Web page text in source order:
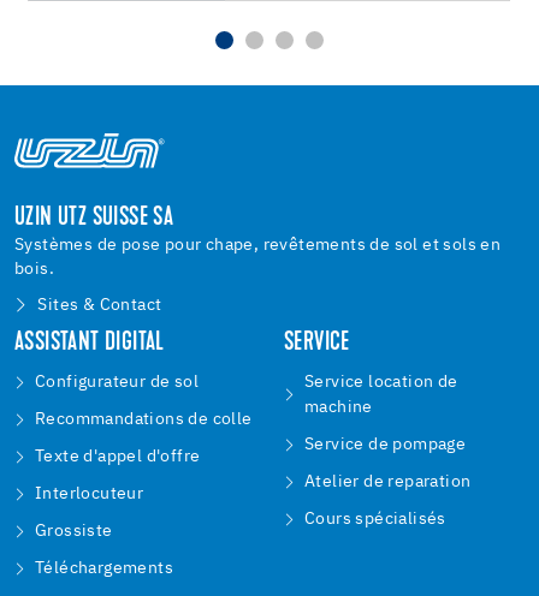
UZIN UTZ SUISSE SA
Systèmes de pose pour chape, revêtements de sol et sols en
bois.
Sites & Contact
ASSISTANT DIGITAL
Configurateur de sol
Recommandations de colle
Texte d'appel d'offre
Interlocuteur
Grossiste
Téléchargements
SERVICE
Service location de
machine
Service de pompage
Atelier de reparation
Cours spécialisés